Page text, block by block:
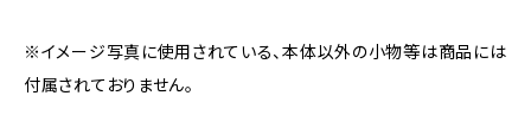
※イメージ写真に使用されている、本体以外の小物等は商品には
付属されておりません。